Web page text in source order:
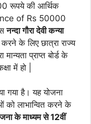
रूपये की आर्थिक
of Rs 50000
नन्दा गौरा देवी कन्या
के लिए छात्रा राज्य
प्राप्त बोर्ड के
में हो |
गया है। यह योजना
को लाभान्वित करने के
के माध्यम से 12वीं